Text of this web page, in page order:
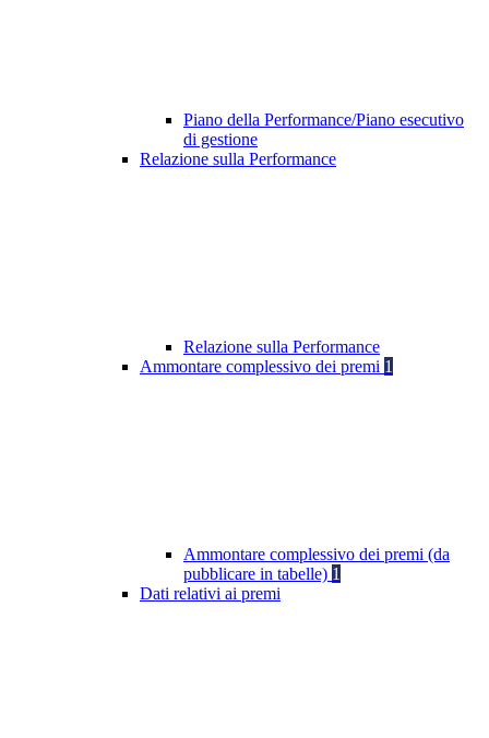
Piano della Performance/Piano esecutivo
di gestione
Relazione sulla Performance
Relazione sulla Performance
Ammontare complessivo dei premi 1
Ammontare complessivo dei premi (da
pubblicare in tabelle) 1
Dati relativi ai premi